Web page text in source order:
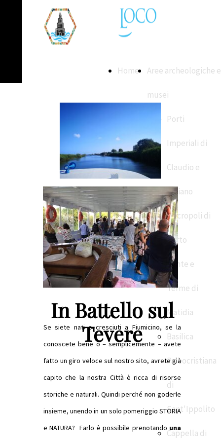
Home Aree archeologiche e
musei
Porti
Imperiali di
Claudio e
Traiano
Necropoli di
Porto
Ponte e
Terme di
Matidia
Basilica
Paleocristiana
di
Sant'Ippolito
Cappella di
In Battello sul
Tevere
Se siete nati o cresciuti a Fiumicino, se la
conoscete bene o – semplicemente – avete
fatto un giro veloce sul nostro sito, avrete già
capito che la nostra Città è ricca di risorse
storiche e naturali. Quindi perché non goderle
insieme, unendo in un solo pomeriggio STORIA
e NATURA?Farlo è possibile prenotando una